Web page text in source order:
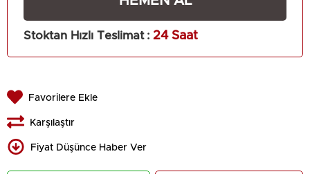
Stoktan Hızlı Teslimat : 24 Saat
Favorilere Ekle
Karşılaştır
Fiyat Düşünce Haber Ver